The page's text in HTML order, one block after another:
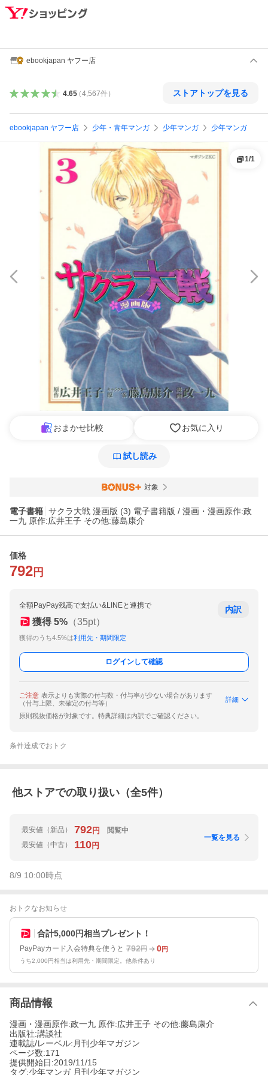
ebookjapan ヤフー店
4.65（4,567件） ストアトップを見る
ebookjapan ヤフー店 少年・青年マンガ 少年マンガ 少年マンガ
1/1
おまかせ比較 お気に入り
試し読み
対象
電子書籍 サクラ大戦 漫画版 (3) 電子書籍版 / 漫画・漫画原作:政
一九 原作:広井王子 その他:藤島康介
価格
792 円
全額PayPay残高で支払い&LINEと連携で
獲得 5% （35pt）
獲得のうち4.5%は利用先・期間限定
内訳
ログインして確認
ご注意 表示よりも実際の付与数・付与率が少ない場合があります
（付与上限、未確定の付与等）
詳細
原則税抜価格が対象です。特典詳細は内訳でご確認ください。
条件達成でおトク
他ストアでの取り扱い（全5件）
最安値 （新品） 792円
閲覧中
最安値 （中古） 110円
一覧を見る
8/9 10:00時点
おトクなお知らせ
合計5,000円相当プレゼント！
PayPayカード入会特典を使うと 792円 0円
うち2,000円相当は利用先・期間限定。他条件あり
商品情報
漫画・漫画原作:政一九 原作:広井王子 その他:藤島康介
出版社:講談社
連載誌/レーベル:月刊少年マガジン
ページ数:171
提供開始日:2019/11/15
タグ:少年マンガ 月刊少年マガジン